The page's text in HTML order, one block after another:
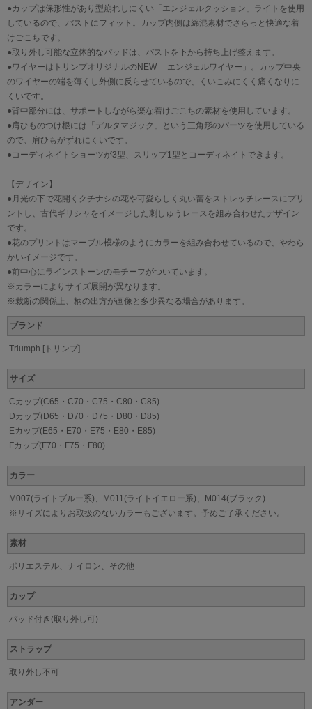
●カップは保形性があり型崩れしにくい「エンジェルクッション」ライトを使用
しているので、バストにフィット。カップ内側は綿混素材でさらっと快適な着
けごこちです。
●取り外し可能な立体的なパッドは、バストを下から持ち上げ整えます。
●ワイヤーはトリンプオリジナルのNEW 「エンジェルワイヤー」。カップ中央
のワイヤーの端を薄くし外側に反らせているので、くいこみにくく痛くなりに
くいです。
●背中部分には、サポートしながら楽な着けごこちの素材を使用しています。
●肩ひものつけ根には「デルタマジック」という三角形のパーツを使用している
ので、肩ひもがずれにくいです。
●コーディネイトショーツが3型、スリップ1型とコーディネイトできます。
【デザイン】
●月光の下で花開くクチナシの花や可愛らしく丸い蕾をストレッチレースにプリ
ントし、古代ギリシャをイメージした刺しゅうレースを組み合わせたデザイン
です。
●花のプリントはマーブル模様のようにカラーを組み合わせているので、やわら
かいイメージです。
●前中心にラインストーンのモチーフがついています。
※カラーによりサイズ展開が異なります。
※裁断の関係上、柄の出方が画像と多少異なる場合があります。
ブランド
Triumph [トリンプ]
サイズ
Cカップ(C65・C70・C75・C80・C85)
Dカップ(D65・D70・D75・D80・D85)
Eカップ(E65・E70・E75・E80・E85)
Fカップ(F70・F75・F80)
カラー
M007(ライトブルー系)、M011(ライトイエロー系)、M014(ブラック)
※サイズによりお取扱のないカラーもございます。予めご了承ください。
素材
ポリエステル、ナイロン、その他
カップ
パッド付き(取り外し可)
ストラップ
取り外し不可
アンダー